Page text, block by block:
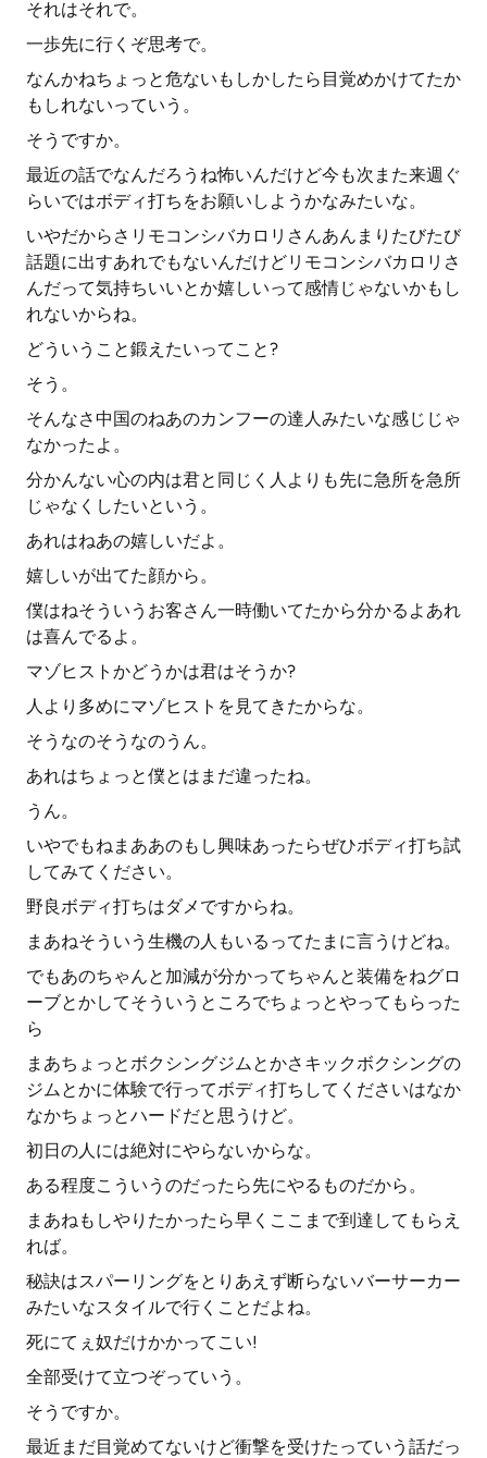
それはそれで。
一歩先に行くぞ思考で。
なんかねちょっと危ないもしかしたら目覚めかけてたか
もしれないっていう。
そうですか。
最近の話でなんだろうね怖いんだけど今も次また来週ぐ
らいではボディ打ちをお願いしようかなみたいな。
いやだからさリモコンシバカロリさんあんまりたびたび
話題に出すあれでもないんだけどリモコンシバカロリさ
んだって気持ちいいとか嬉しいって感情じゃないかもし
れないからね。
どういうこと鍛えたいってこと?
そう。
そんなさ中国のねあのカンフーの達人みたいな感じじゃ
なかったよ。
分かんない心の内は君と同じく人よりも先に急所を急所
じゃなくしたいという。
あれはねあの嬉しいだよ。
嬉しいが出てた顔から。
僕はねそういうお客さん一時働いてたから分かるよあれ
は喜んでるよ。
マゾヒストかどうかは君はそうか?
人より多めにマゾヒストを見てきたからな。
そうなのそうなのうん。
あれはちょっと僕とはまだ違ったね。
うん。
いやでもねまああのもし興味あったらぜひボディ打ち試
してみてください。
野良ボディ打ちはダメですからね。
まあねそういう生機の人もいるってたまに言うけどね。
でもあのちゃんと加減が分かってちゃんと装備をねグロ
ーブとかしてそういうところでちょっとやってもらった
ら
まあちょっとボクシングジムとかさキックボクシングの
ジムとかに体験で行ってボディ打ちしてくださいはなか
なかちょっとハードだと思うけど。
初日の人には絶対にやらないからな。
ある程度こういうのだったら先にやるものだから。
まあねもしやりたかったら早くここまで到達してもらえ
れば。
秘訣はスパーリングをとりあえず断らないバーサーカー
みたいなスタイルで行くことだよね。
死にてぇ奴だけかかってこい!
全部受けて立つぞっていう。
そうですか。
最近まだ目覚めてないけど衝撃を受けたっていう話だっ